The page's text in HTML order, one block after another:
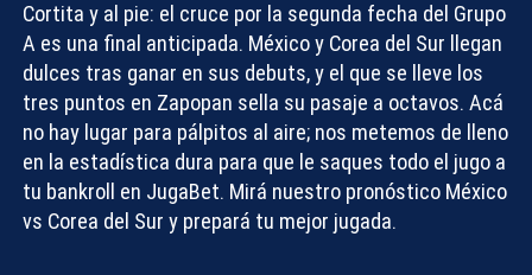
Cortita y al pie: el cruce por la segunda fecha del Grupo
A es una final anticipada. México y Corea del Sur llegan
dulces tras ganar en sus debuts, y el que se lleve los
tres puntos en Zapopan sella su pasaje a octavos. Acá
no hay lugar para pálpitos al aire; nos metemos de lleno
en la estadística dura para que le saques todo el jugo a
tu bankroll en JugaBet. Mirá nuestro pronóstico México
vs Corea del Sur y prepará tu mejor jugada.